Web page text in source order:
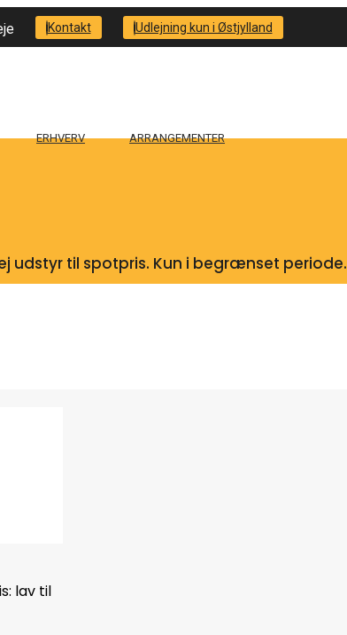
Kontakt Udlejning kun i Østjylland
ERHVERV ARRANGEMENTER
udstyr til spotpris. Kun i begrænset periode.
lav til